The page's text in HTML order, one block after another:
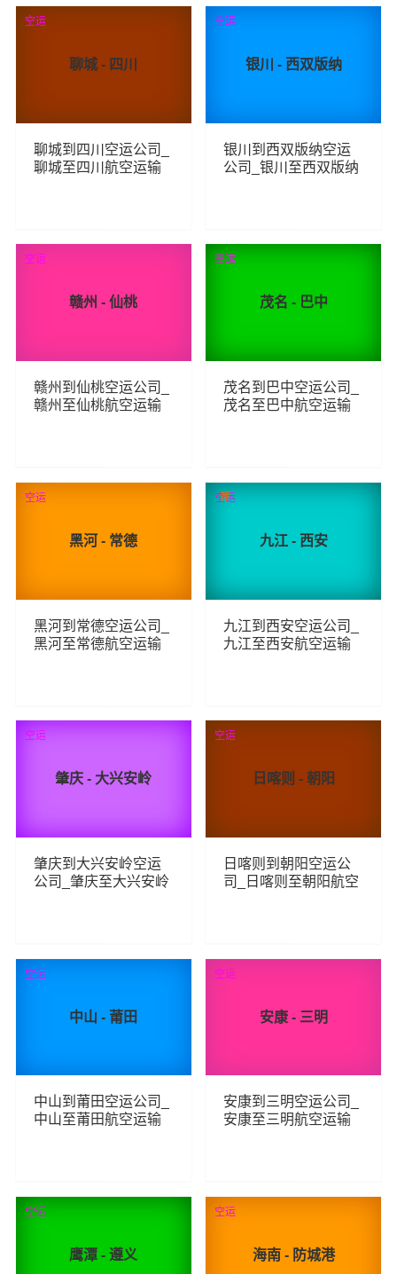
112 查看详细 181 查看详细
聊城 - 四川
聊城到四川空运公司_
聊城至四川航空运输
126 查看详细
空运
银川 - 西双版纳
银川到西双版纳空运
公司_银川至西双版纳
153 查看详细
空运
赣州 - 仙桃
赣州到仙桃空运公司_
赣州至仙桃航空运输
121 查看详细
空运
茂名 - 巴中
茂名到巴中空运公司_
茂名至巴中航空运输
130 查看详细
空运
黑河 - 常德
黑河到常德空运公司_
黑河至常德航空运输
109 查看详细
空运
九江 - 西安
九江到西安空运公司_
九江至西安航空运输
196 查看详细
空运
荐
肇庆 - 大兴安岭
肇庆到大兴安岭空运
公司_肇庆至大兴安岭
170 查看详细
空运
日喀则 - 朝阳
日喀则到朝阳空运公
司_日喀则至朝阳航空
161 查看详细
空运
中山 - 莆田
中山到莆田空运公司_
中山至莆田航空运输
139 查看详细
空运
安康 - 三明
安康到三明空运公司_
安康至三明航空运输
105 查看详细
空运
鹰潭 - 遵义
空运
海南 - 防城港
空运